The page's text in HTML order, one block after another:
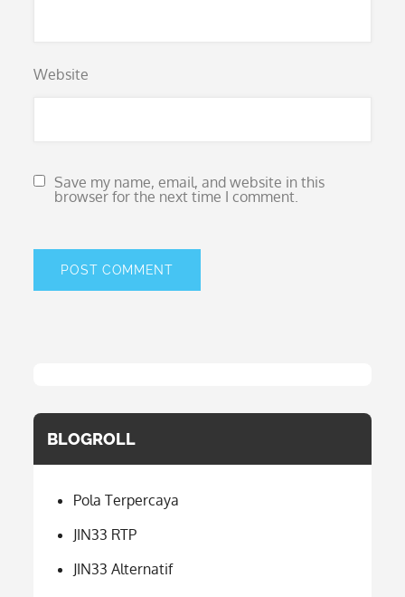
Website
Save my name, email, and website in this
browser for the next time I comment.
BLOGROLL
Pola Terpercaya
JIN33 RTP
JIN33 Alternatif